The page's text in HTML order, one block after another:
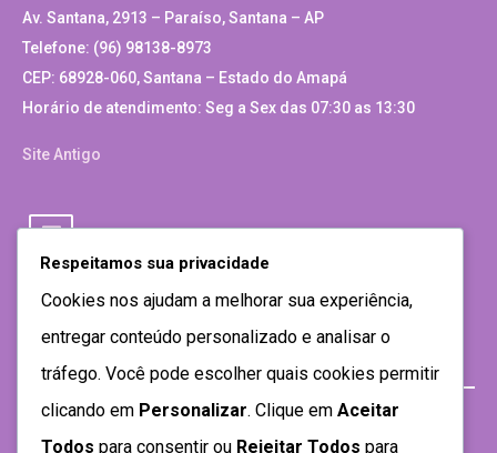
Av. Santana, 2913 – Paraíso, Santana – AP
Telefone: (96) 98138-8973
CEP: 68928-060, Santana – Estado do Amapá
Horário de atendimento: Seg a Sex das 07:30 as 13:30
Site Antigo
Respeitamos sua privacidade
Cookies nos ajudam a melhorar sua experiência,
entregar conteúdo personalizado e analisar o
tráfego. Você pode escolher quais cookies permitir
clicando em Personalizar. Clique em Aceitar
Todos para consentir ou Rejeitar Todos para